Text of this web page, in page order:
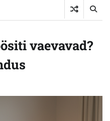
vaevavad?